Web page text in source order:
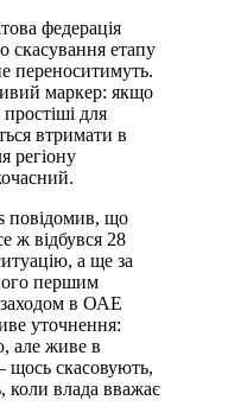
федерація
скасування етапу
переноситимуть.
маркер: якщо
для
втримати в
регіону
повідомив, що
ж відбувся 28
а ще за
першим
в ОАЕ
уточнення:
але живе в
щось скасовують,
коли влада вважає